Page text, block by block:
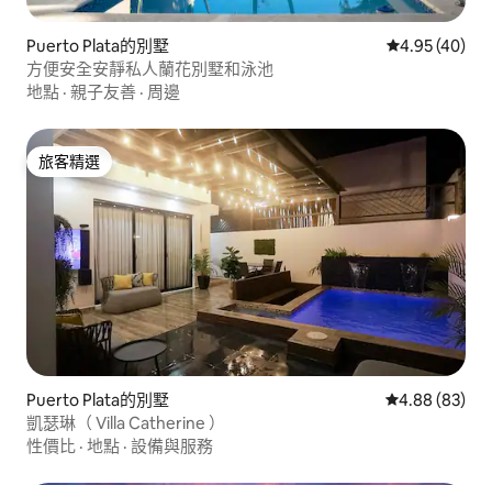
Puerto Plata的別墅 從 40 則評價
4.95 (40)
方便安全安靜私人蘭花別墅和泳池
地點 · 親子友善 · 周邊
旅客精選
旅客精選
Puerto Plata的別墅 從 83 則評價
4.88 (83)
凱瑟琳（ Villa Catherine ）
性價比 · 地點 · 設備與服務